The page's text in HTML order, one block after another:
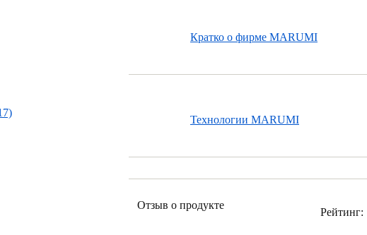
Кратко о фирме MARUMI
Технологии MARUMI
Отзыв о продукте
Рейтинг: